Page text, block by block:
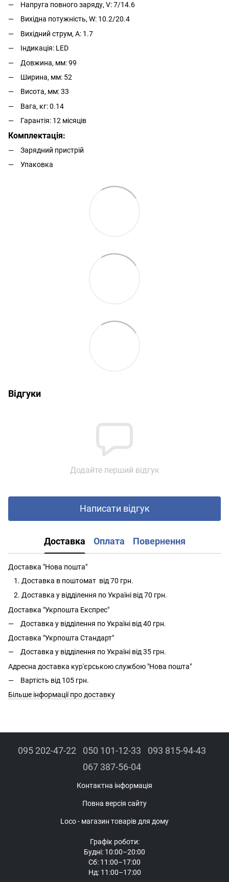
Напруга повного заряду, V: 7/14.6
Вихідна потужність, W: 10.2/20.4
Вихідний струм, A: 1.7
Індикація: LED
Довжина, мм: 99
Ширина, мм: 52
Висота, мм: 33
Вага, кг: 0.14
Гарантія: 12 місяців
Комплектація:
Зарядний пристрій
Упаковка
Відгуки
Додайте перший відгук
Написати відгук
Доставка Оплата Повернення
Доставка "Нова пошта"
Доставка в поштомат від 70 грн.
Доставка у відділення по Україні від 70 грн.
Доставка "Укрпошта Експрес"
Доставка у відділення по Україні від 40 грн.
Доставка "Укрпошта Стандарт"
Доставка у відділення по Україні від 35 грн.
Адресна доставка кур'єрською службою "Нова пошта"
Вартість від 105 грн.
Більше інформації про доставку
095 202-47-22 050 101-12-33
093 815-94-43
067 387-56-04
Контактна інформація
Повна версія сайту
Loco - магазин товарів для дому
Графік роботи:
Будні: 10:00–20:00
Сб: 11:00–17:00
Нд: 11:00–17:00